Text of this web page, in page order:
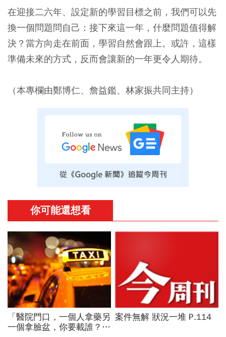
在迎接二六年、設定新的學習目標之前，我們可以先
換一個問題問自己：接下來這一年，什麼問題值得解
決？當方向走在前面，學習自然會跟上。或許，這樣
準備未來的方式，反而會讓新的一年更令人期待。
（本專欄由鄭博仁、詹益鑑、林家振共同主持）